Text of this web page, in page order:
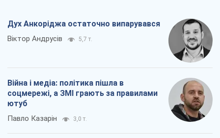
Дух Анкоріджа остаточно випарувався
Віктор Андрусів 5,7 т.
Війна і медіа: політика пішла в
соцмережі, а ЗМІ грають за правилами
ютуб
Павло Казарін 3,0 т.